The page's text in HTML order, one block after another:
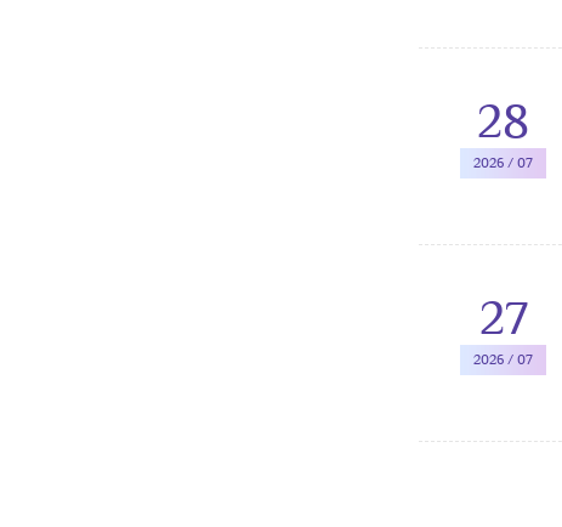
28
2026 / 07
27
2026 / 07